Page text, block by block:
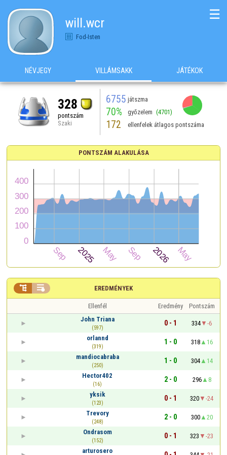
will.wcr
Fod-Isten
☰
NÉVJEGY VILLÁMSAKK JÁTÉKOK
328
pontszám
Szaki
6755 játszma
70% győzelem (4701)
172 ellenfelek átlagos pontszáma
PONTSZÁM ALAKULÁSA
EREDMÉNYEK
 
Ellenfél Eredmény
Pontszám
John Triana
(597)
0 - 1 334
-6
orlannd
(319)
1 - 0 318
16
mandiocabraba
(250)
1 - 0 304
14
Hector402
(16)
2 - 0 296
8
yksik
(123)
0 - 1 320
-24
Trevory
(248)
2 - 0 300
20
Ondrasom
(152)
0 - 1 323
-23
arturosero